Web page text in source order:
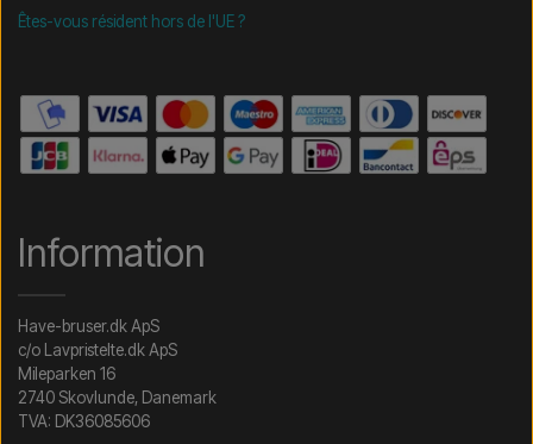
Êtes-vous résident hors de l'UE ?
Information
Have-bruser.dk ApS
c/o Lavpristelte.dk ApS
Mileparken 16
2740 Skovlunde, Danemark
TVA: DK36085606